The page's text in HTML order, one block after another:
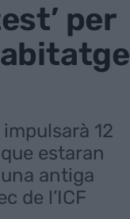
per
12
estaran
antiga
de l’ICF